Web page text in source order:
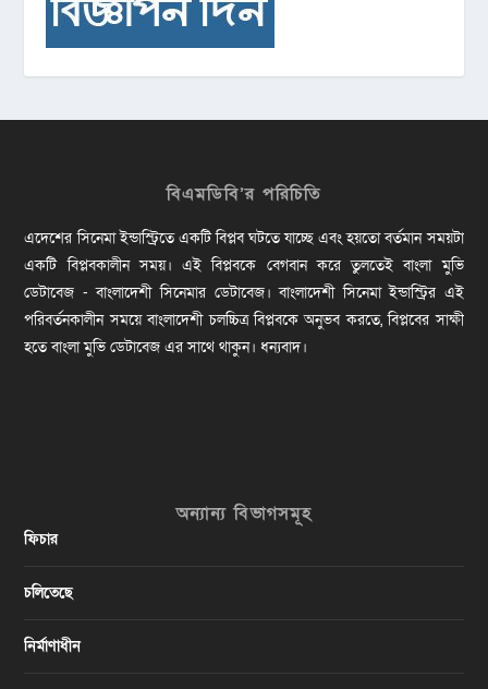
বিএমডিবি’র পরিচিতি
এদেশের সিনেমা ইন্ডাস্ট্রিতে একটি বিপ্লব ঘটতে যাচ্ছে এবং হয়তো বর্তমান সময়টা
একটি বিপ্লবকালীন সময়। এই বিপ্লবকে বেগবান করে তুলতেই বাংলা মুভি
ডেটাবেজ - বাংলাদেশী সিনেমার ডেটাবেজ। বাংলাদেশী সিনেমা ইন্ডাস্ট্রির এই
পরিবর্তনকালীন সময়ে বাংলাদেশী চলচ্চিত্র বিপ্লবকে অনুভব করতে, বিপ্লবের সাক্ষী
হতে বাংলা মুভি ডেটাবেজ এর সাথে থাকুন। ধন্যবাদ।
অন্যান্য বিভাগসমূহ
ফিচার
চলিতেছে
নির্মাণাধীন